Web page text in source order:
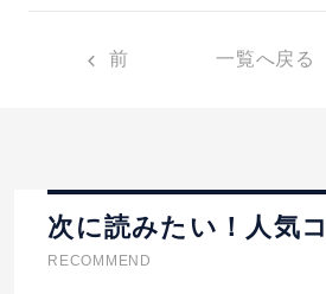
前 一覧へ戻る
次に読みたい！人気
RECOMMEND